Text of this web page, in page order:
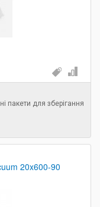
пакети для зберігання
20x600-90